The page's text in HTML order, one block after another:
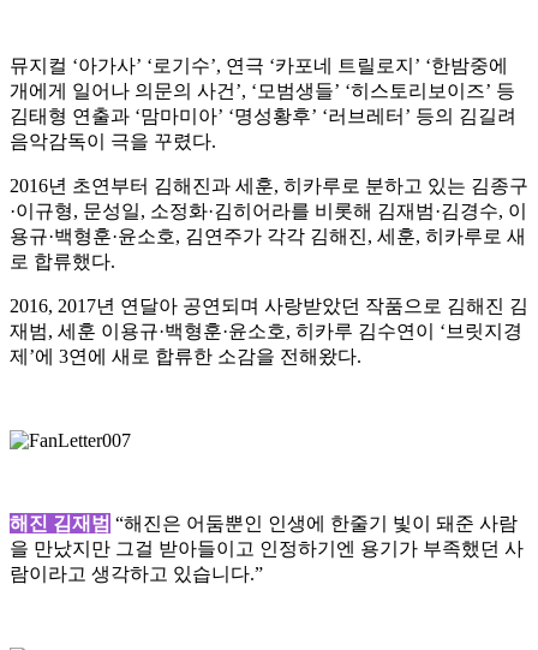
뮤지컬 ‘아가사’ ‘로기수’, 연극 ‘카포네 트릴로지’ ‘한밤중에
개에게 일어나 의문의 사건’, ‘모범생들’ ‘히스토리보이즈’ 등
김태형 연출과 ‘맘마미아’ ‘명성황후’ ‘러브레터’ 등의 김길려
음악감독이 극을 꾸렸다.
2016년 초연부터 김해진과 세훈, 히카루로 분하고 있는 김종구
·이규형, 문성일, 소정화·김히어라를 비롯해 김재범·김경수, 이
용규·백형훈·윤소호, 김연주가 각각 김해진, 세훈, 히카루로 새
로 합류했다.
2016, 2017년 연달아 공연되며 사랑받았던 작품으로 김해진 김
재범, 세훈 이용규·백형훈·윤소호, 히카루 김수연이 ‘브릿지경
제’에 3연에 새로 합류한 소감을 전해왔다.
해진 김재범 “해진은 어둠뿐인 인생에 한줄기 빛이 돼준 사람
을 만났지만 그걸 받아들이고 인정하기엔 용기가 부족했던 사
람이라고 생각하고 있습니다.”